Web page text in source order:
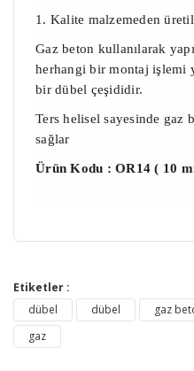
1. Kalite malzemeden
Gaz beton kullanılarak
herhangi bir montaj işlemi
bir dübel çeşididir.
Ters helisel sayesinde gaz
sağlar
Ürün Kodu : OR14 ( 10
Bu ürüne ilk
diğer konularda yetersiz
formunu kullanarak
Görüş ve önerileriniz için
Etiketler :
dübel
dübel gaz
gaz